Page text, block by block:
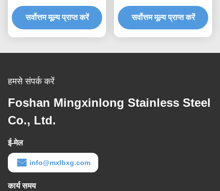
मेटल रूम डिवाइडर AISI JIS
सर्वोत्तम मूल्य प्राप्त करें
सजावटी शीट धातु पैनल
सर्वोत्तम मूल्य प्राप्त करें
हमसे संपर्क करें
Foshan Mingxinlong Stainless Steel
Co., Ltd.
ई-मेल
info@mxlbxg.com
कार्य समय